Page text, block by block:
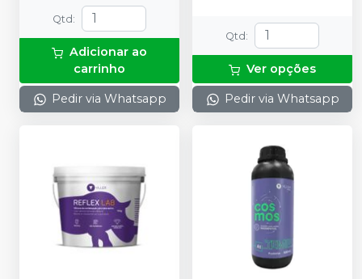
Qtd :
Adicionar ao
carrinho
Pedir via Whatsapp
Qtd :
Ver opções
Pedir via Whatsapp